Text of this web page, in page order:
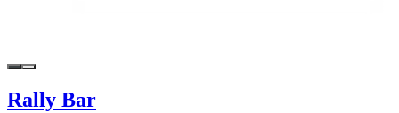
Rally Bar